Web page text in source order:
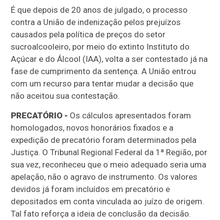
É que depois de 20 anos de julgado, o processo
contra a União de indenização pelos prejuízos
causados pela política de preços do setor
sucroalcooleiro, por meio do extinto Instituto do
Açúcar e do Álcool (IAA), volta a ser contestado já na
fase de cumprimento da sentença. A União entrou
com um recurso para tentar mudar a decisão que
não aceitou sua contestação.
PRECATÓRIO - Os cálculos apresentados foram
homologados, novos honorários fixados e a
expedição de precatório foram determinados pela
Justiça. O Tribunal Regional Federal da 1ª Região, por
sua vez, reconheceu que o meio adequado seria uma
apelação, não o agravo de instrumento. Os valores
devidos já foram incluídos em precatório e
depositados em conta vinculada ao juízo de origem.
Tal fato reforça a ideia de conclusão da decisão.